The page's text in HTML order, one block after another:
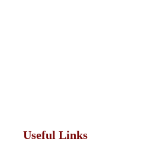
Useful Links